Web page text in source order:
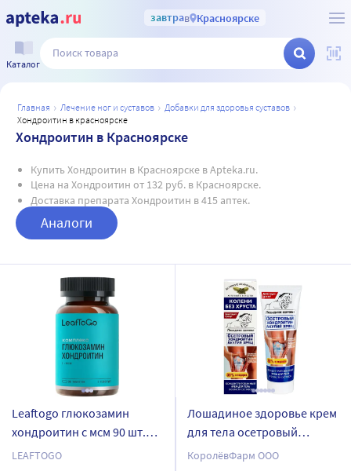
завтрав Красноярске
Каталог
главная лечение ног и суставов
добавки для здоровья суставов
хондроитин в красноярске
Хондроитин в Красноярске
Купить Хондроитин в Красноярске в Apteka.ru.
Цена на Хондроитин от 132 руб. в Красноярске.
Доставка препарата Хондроитин в 415 аптек.
Аналоги
Leaftogo глюкозамин
хондроитин с мсм 90 шт.
таблетки, покрытые
LEAFTOGO
Лошадиное здоровье крем
для тела осетровый
хондроитин акулий хрящ
КоролёвФарм ООО